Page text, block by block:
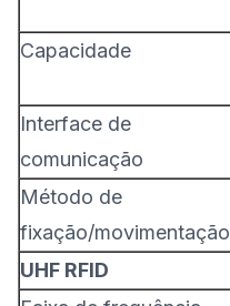
Capacidade
Interface de
comunicação
Método de
fixação/movimentação
UHF RFID